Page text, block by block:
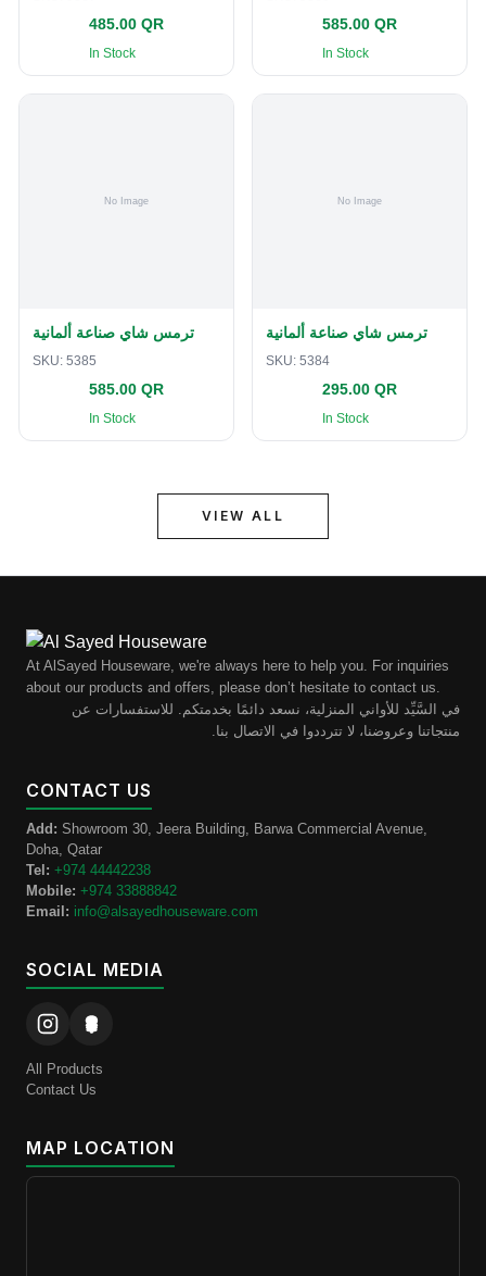
485.00 QR
In Stock
585.00 QR
In Stock
ترمس شاي صناعة ألمانية
SKU: 5385
585.00 QR
In Stock
ترمس شاي صناعة ألمانية
SKU: 5384
295.00 QR
In Stock
VIEW ALL
At AlSayed Houseware, we're always here to help you. For inquiries
about our products and offers, please don’t hesitate to contact us.
في السَّيِّد للأواني المنزلية، نسعد دائمًا بخدمتكم. للاستفسارات عن
منتجاتنا وعروضنا، لا تترددوا في الاتصال بنا.
CONTACT US
Add: Showroom 30, Jeera Building, Barwa Commercial Avenue,
Doha, Qatar
Tel: +974 44442238
Mobile: +974 33888842
Email: info@alsayedhouseware.com
SOCIAL MEDIA
All Products
Contact Us
MAP LOCATION